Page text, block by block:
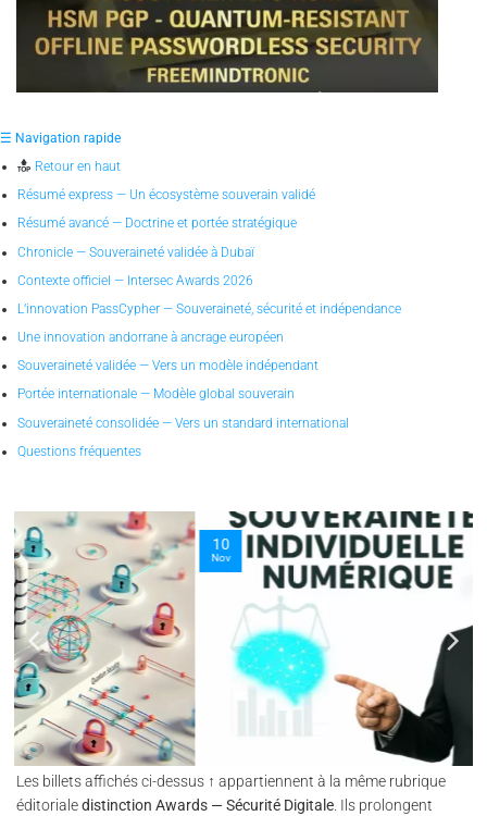
☰ Navigation rapide
Retour en haut
Résumé express — Un écosystème souverain validé
Résumé avancé — Doctrine et portée stratégique
Chronicle — Souveraineté validée à Dubaï
Contexte officiel — Intersec Awards 2026
L’innovation PassCypher — Souveraineté, sécurité et indépendance
Une innovation andorrane à ancrage européen
Souveraineté validée — Vers un modèle indépendant
Portée internationale — Modèle global souverain
Souveraineté consolidée — Vers un standard international
Questions fréquentes
10
Nov
Les billets affichés ci-dessus ↑ appartiennent à la même rubrique
éditorialedistinction Awards — Sécurité Digitale. Ils prolongent